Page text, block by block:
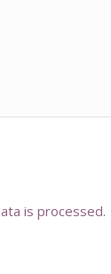
is processed.